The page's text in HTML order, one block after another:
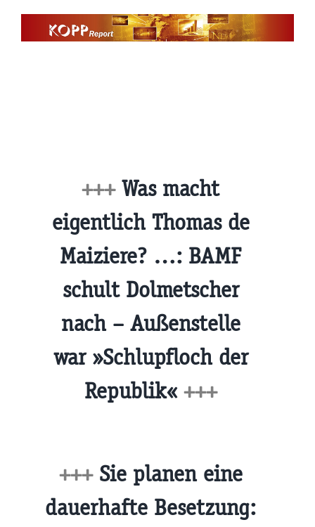
+++ Was macht
eigentlich Thomas de
Maiziere? …: BAMF
schult Dolmetscher
nach – Außenstelle
war »Schlupfloch der
Republik« +++
+++ Sie planen eine
dauerhafte Besetzung: